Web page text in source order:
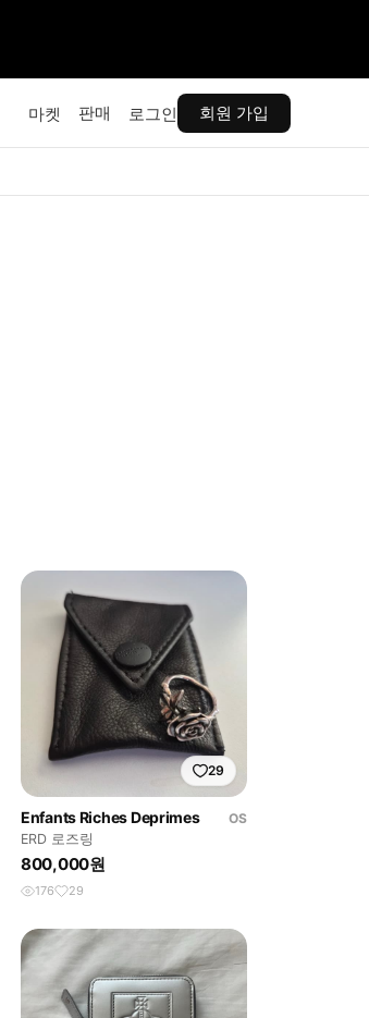
마켓 판매 로그인 회원 가입
29
Enfants Riches Deprimes
OS
ERD 로즈링
800,000원
176 29